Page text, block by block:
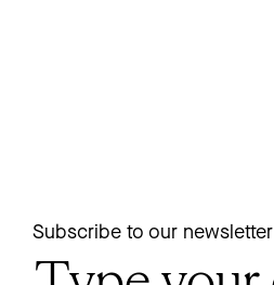
Subscribe to our newsletter